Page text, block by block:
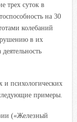
трех суток в
на 30
колебаний
в их
психологических
примеры.
(«Железный